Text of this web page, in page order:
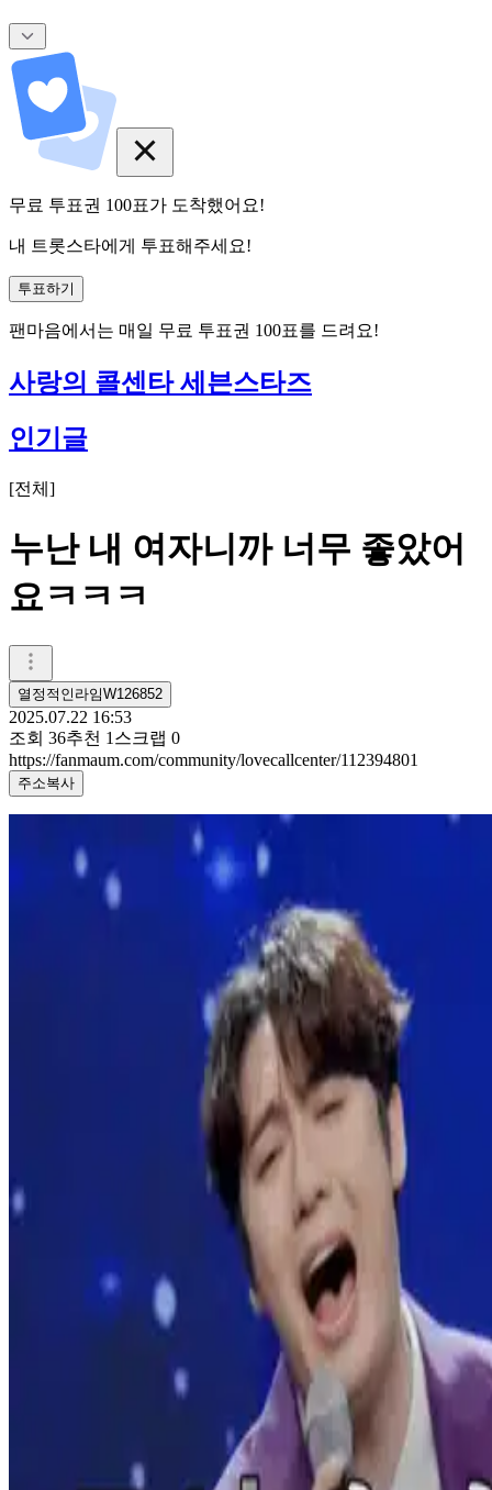
무료 투표권 100표가 도착했어요!
내 트롯스타에게 투표해주세요!
투표하기
팬마음에서는 매일 무료 투표권 100표를 드려요!
사랑의 콜센타 세븐스타즈
인기글
[전체 ]
누난 내 여자니까 너무 좋았어
요ㅋㅋㅋ
열정적인라임W126852
2025.07.22 16:53
조회 36추천 1 스크랩 0
https://fanmaum.com/community/lovecallcenter/112394801
주소복사